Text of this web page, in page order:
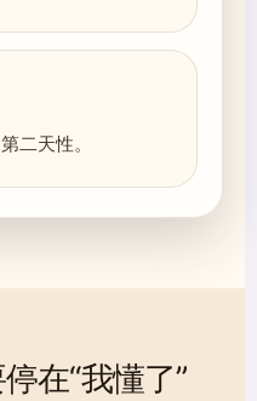
二天性。
在“我懂了”